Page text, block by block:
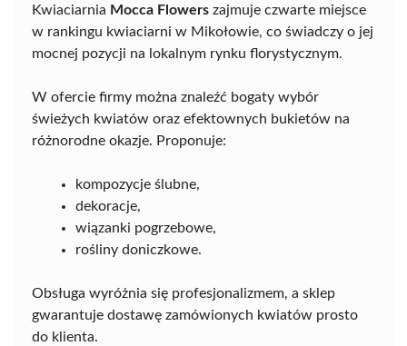
Kwiaciarnia Mocca Flowers zajmuje czwarte miejsce
w rankingu kwiaciarni w Mikołowie, co świadczy o jej
mocnej pozycji na lokalnym rynku florystycznym.
W ofercie firmy można znaleźć bogaty wybór
świeżych kwiatów oraz efektownych bukietów na
różnorodne okazje. Proponuje:
kompozycje ślubne,
dekoracje,
wiązanki pogrzebowe,
rośliny doniczkowe.
Obsługa wyróżnia się profesjonalizmem, a sklep
gwarantuje dostawę zamówionych kwiatów prosto
do klienta.